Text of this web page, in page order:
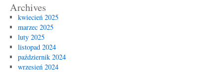
Archives
kwiecień 2025
marzec 2025
luty 2025
listopad 2024
październik 2024
wrzesień 2024